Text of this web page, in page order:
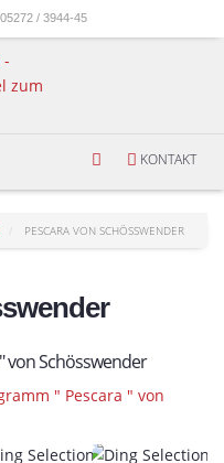
05272 / 3944-45
KONTAKT
PESCARA VON SCHÖSSWENDER
von Schösswender